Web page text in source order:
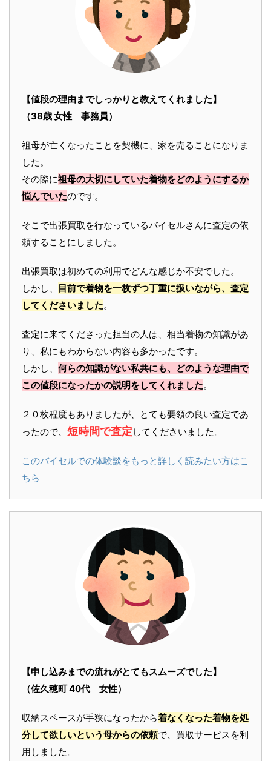
【値段の理由までしっかりと教えてくれました】
（38歳 女性 事務員）
祖母が亡くなったことを契機に、家を売ることになりま
した。
その際に祖母の大切にしていた着物をどのようにするか
悩んでいたのです。
そこで出張買取を行なっているバイセルさんに査定の依
頼することにしました。
出張買取は初めての利用でどんな感じか不安でした。
しかし、
目前で着物を一枚ずつ丁重に扱いながら、査定
してくださいました。
査定に来てくださった担当の人は、相当着物の知識があ
り、私にもわからない内容も多かったです。
しかし、 何らの知識がない私共にも、どのような理由で
この値段になったかの説明をしてくれました。
２０枚程度もありましたが、とても要領の良い査定であ
ったので、 短時間で査定 してくださいました。
このバイセルでの体験談をもっと詳しく読みたい方はこ
ちら
【申し込みまでの流れがとてもスムーズでした】
（佐久穂町 40代 女性）
収納スペースが手狭になったから着なくなった着物を処
分して欲しいという母からの依頼で、買取サービスを利
用しました。